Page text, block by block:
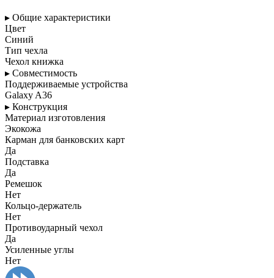
▸ Общие характеристики
Цвет
Синий
Тип чехла
Чехол книжка
▸ Совместимость
Поддерживаемые устройства
Galaxy A36
▸ Конструкция
Материал изготовления
Экокожа
Карман для банковских карт
Да
Подставка
Да
Ремешок
Нет
Кольцо-держатель
Нет
Противоударный чехол
Да
Усиленные углы
Нет